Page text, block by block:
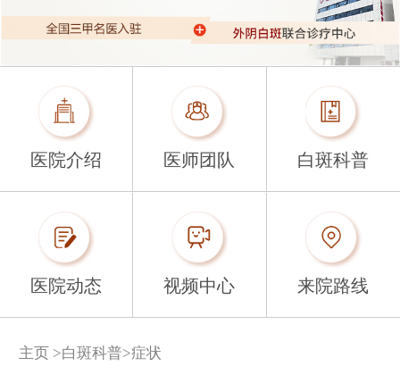
医院介绍 医师团队 白斑科普
医院动态 视频中心 来院路线
主页 >白斑科普>症状